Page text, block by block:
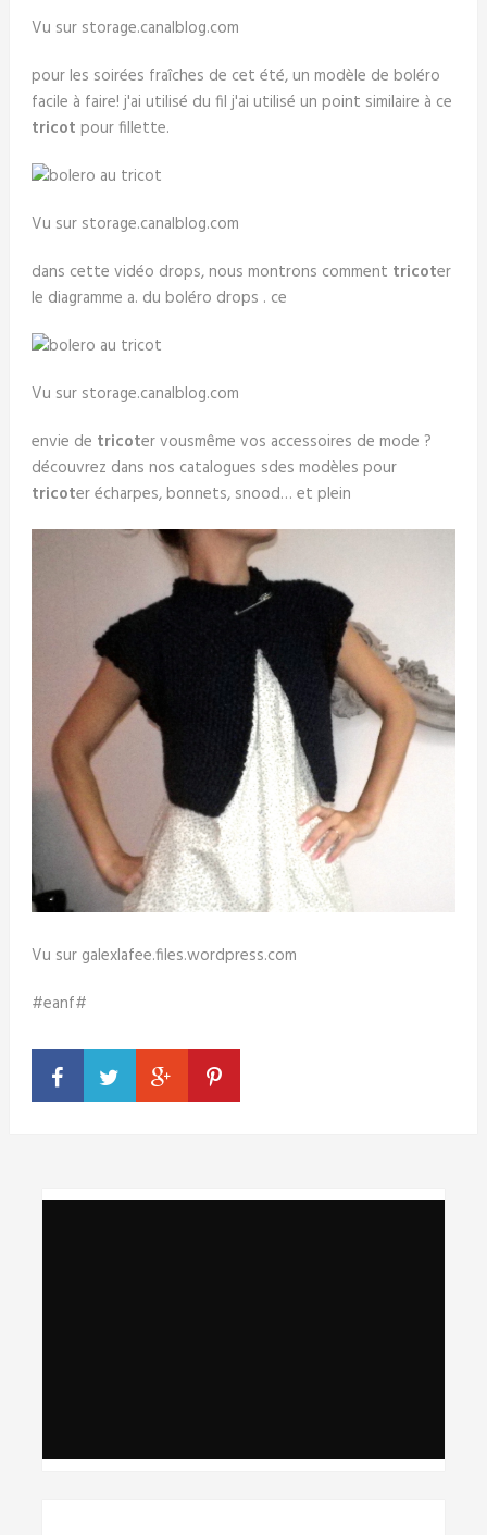
Vu sur storage.canalblog.com
pour les soirées fraîches de cet été, un modèle de boléro
facile à faire! j'ai utilisé du fil j'ai utilisé un point similaire à ce
tricot pour fillette.
Vu sur storage.canalblog.com
dans cette vidéo drops, nous montrons comment tricoter
le diagramme a. du boléro drops . ce
Vu sur storage.canalblog.com
envie de tricoter vousmême vos accessoires de mode ?
découvrez dans nos catalogues sdes modèles pour
tricoter écharpes, bonnets, snood… et plein
Vu sur galexlafee.files.wordpress.com
#eanf#